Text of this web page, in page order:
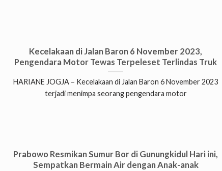
Kecelakaan di Jalan Baron 6 November 2023,
Pengendara Motor Tewas Terpeleset Terlindas Truk
HARIANE JOGJA – Kecelakaan di Jalan Baron 6 November 2023
terjadi menimpa seorang pengendara motor
Prabowo Resmikan Sumur Bor di Gunungkidul Hari ini,
Sempatkan Bermain Air dengan Anak-anak